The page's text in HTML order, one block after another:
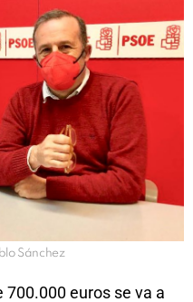
Sánchez
euros se va a